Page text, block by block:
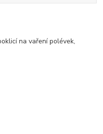
na vaření polévek,